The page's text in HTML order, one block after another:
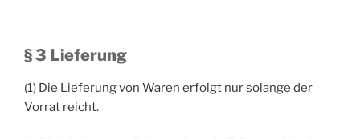
§ 3 Lieferung
(1) Die Lieferung von Waren erfolgt nur solange der
Vorrat reicht.